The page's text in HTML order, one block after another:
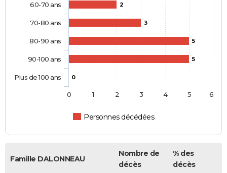
2
3
5
5
0
Personnes décédées
60-70 ans
70-80 ans
80-90 ans
90-100 ans
Plus de 100 ans
0 1 2 3 4 5 6
Famille DALONNEAU
Nombre de
décès
% des
décès